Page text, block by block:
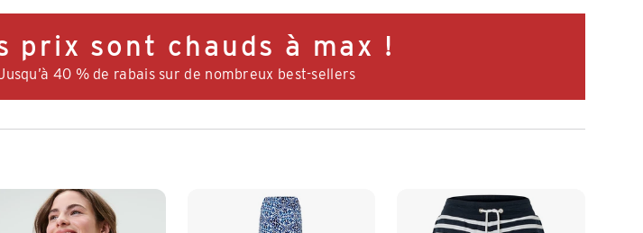
prix sont chauds à max !
40 % de rabais sur de nombreux best-sellers